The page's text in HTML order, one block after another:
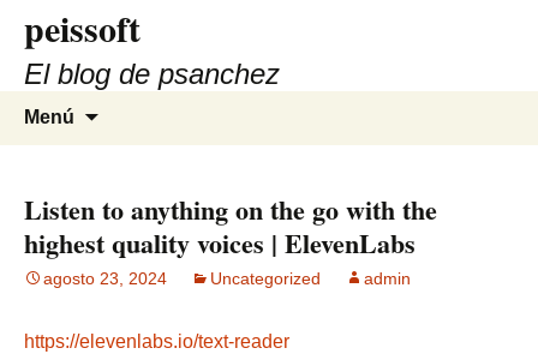
contenido
peissoft
El blog de psanchez
Menú
Listen to anything on the go with the
highest quality voices | ElevenLabs
agosto 23, 2024 Uncategorized admin
https://elevenlabs.io/text-reader